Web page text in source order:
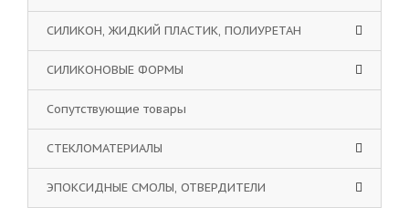
СИЛИКОН, ЖИДКИЙ ПЛАСТИК, ПОЛИУРЕТАН
СИЛИКОНОВЫЕ ФОРМЫ
Сопутствующие товары
СТЕКЛОМАТЕРИАЛЫ
ЭПОКСИДНЫЕ СМОЛЫ, ОТВЕРДИТЕЛИ